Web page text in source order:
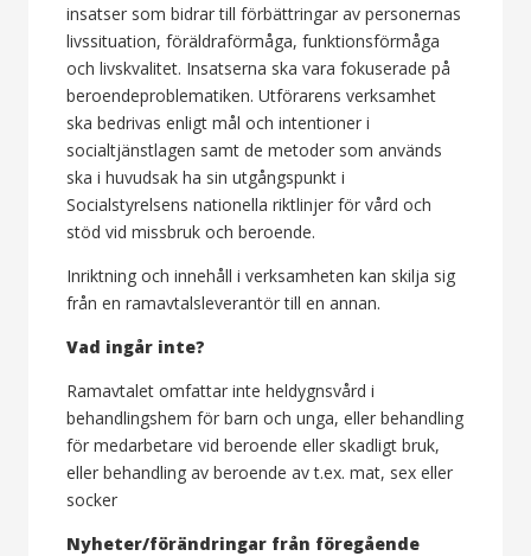
insatser som bidrar till förbättringar av personernas
livssituation, föräldraförmåga, funktionsförmåga
och livskvalitet. Insatserna ska vara fokuserade på
beroendeproblematiken. Utförarens verksamhet
ska bedrivas enligt mål och intentioner i
socialtjänstlagen samt de metoder som används
ska i huvudsak ha sin utgångspunkt i
Socialstyrelsens nationella riktlinjer för vård och
stöd vid missbruk och beroende.
Inriktning och innehåll i verksamheten kan skilja sig
från en ramavtalsleverantör till en annan.
Vad ingår inte?
Ramavtalet omfattar inte heldygnsvård i
behandlingshem för barn och unga, eller behandling
för medarbetare vid beroende eller skadligt bruk,
eller behandling av beroende av t.ex. mat, sex eller
socker
Nyheter/förändringar från föregående